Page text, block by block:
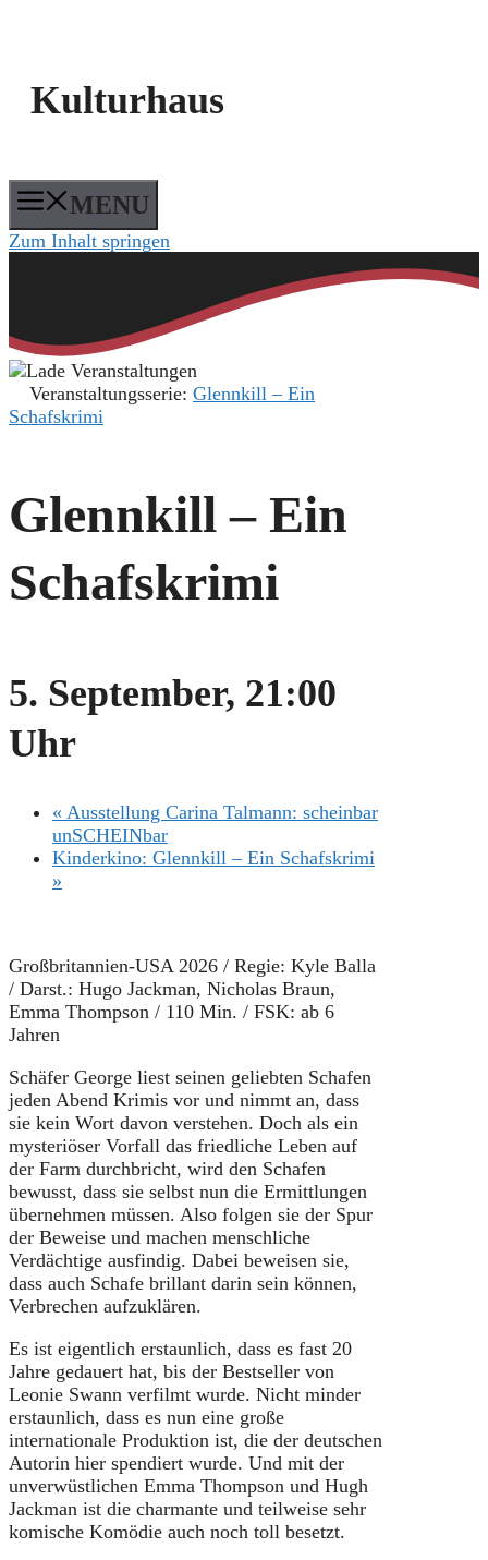
Kulturhaus
MENU
Zum Inhalt springen
Veranstaltungsserie: Glennkill – Ein
Schafskrimi
Glennkill – Ein
Schafskrimi
5. September, 21:00
Uhr
« Ausstellung Carina Talmann: scheinbar
unSCHEINbar
Kinderkino: Glennkill – Ein Schafskrimi
»
Großbritannien-USA 2026 / Regie: Kyle Balla
/ Darst.: Hugo Jackman, Nicholas Braun,
Emma Thompson / 110 Min. / FSK: ab 6
Jahren
Schäfer George liest seinen geliebten Schafen
jeden Abend Krimis vor und nimmt an, dass
sie kein Wort davon verstehen. Doch als ein
mysteriöser Vorfall das friedliche Leben auf
der Farm durchbricht, wird den Schafen
bewusst, dass sie selbst nun die Ermittlungen
übernehmen müssen. Also folgen sie der Spur
der Beweise und machen menschliche
Verdächtige ausfindig. Dabei beweisen sie,
dass auch Schafe brillant darin sein können,
Verbrechen aufzuklären.
Es ist eigentlich erstaunlich, dass es fast 20
Jahre gedauert hat, bis der Bestseller von
Leonie Swann verfilmt wurde. Nicht minder
erstaunlich, dass es nun eine große
internationale Produktion ist, die der deutschen
Autorin hier spendiert wurde. Und mit der
unverwüstlichen Emma Thompson und Hugh
Jackman ist die charmante und teilweise sehr
komische Komödie auch noch toll besetzt.